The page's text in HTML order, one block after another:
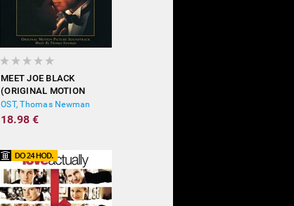
MEET JOE BLACK
(ORIGINAL MOTION
PICTURE SOUNDTRACK)
OST, Thomas Newman
18.98 €